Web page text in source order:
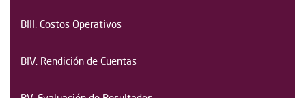
BIII. Costos Operativos
BIV. Rendición de Cuentas